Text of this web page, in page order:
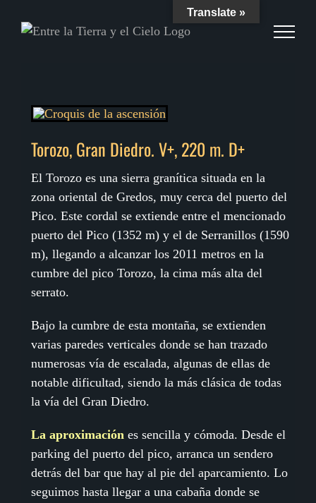
Torozo, Gran Diedro. V+, 220 m. D+
El Torozo es una sierra granítica situada en la
zona oriental de Gredos, muy cerca del puerto del
Pico. Este cordal se extiende entre el mencionado
puerto del Pico (1352 m) y el de Serranillos (1590
m), llegando a alcanzar los 2011 metros en la
cumbre del pico Torozo, la cima más alta del
serrato.
Bajo la cumbre de esta montaña, se extienden
varias paredes verticales donde se han trazado
numerosas vía de escalada, algunas de ellas de
notable dificultad, siendo la más clásica de todas
la vía del Gran Diedro.
La aproximación es sencilla y cómoda. Desde el
parking del puerto del pico, arranca un sendero
detrás del bar que hay al pie del aparcamiento. Lo
seguimos hasta llegar a una cabaña donde se
Translate »